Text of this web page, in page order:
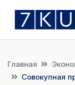
Главная
Совокупная